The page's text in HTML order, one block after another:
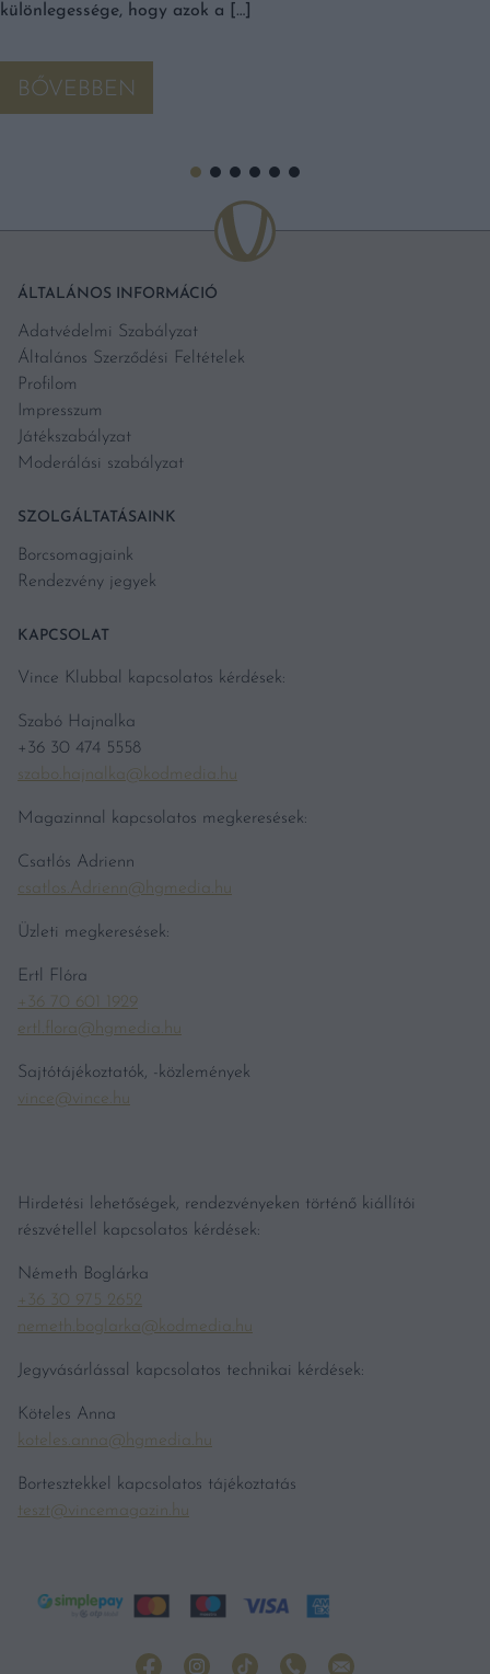
különlegessége, hogy azok a […]
BŐVEBBEN
ÁLTALÁNOS INFORMÁCIÓ
Adatvédelmi Szabályzat
Általános Szerződési Feltételek
Profilom
Impresszum
Játékszabályzat
Moderálási szabályzat
SZOLGÁLTATÁSAINK
Borcsomagjaink
Rendezvény jegyek
KAPCSOLAT
Vince Klubbal kapcsolatos kérdések:
Szabó Hajnalka
+36 30 474 5558
szabo.hajnalka@kodmedia.hu
Magazinnal kapcsolatos megkeresések:
Csatlós Adrienn
csatlos.Adrienn@hgmedia.hu
Üzleti megkeresések:
Ertl Flóra
+36 70 601 1929
ertl.flora@hgmedia.hu
Sajtótájékoztatók, -közlemények
vince@vince.hu
Hirdetési lehetőségek, rendezvényeken történő kiállítói
részvétellel kapcsolatos kérdések:
Németh Boglárka
+36 30 975 2652
nemeth.boglarka@kodmedia.hu
Jegyvásárlással kapcsolatos technikai kérdések:
Köteles Anna
koteles.anna@hgmedia.hu
Bortesztekkel kapcsolatos tájékoztatás
teszt@vincemagazin.hu